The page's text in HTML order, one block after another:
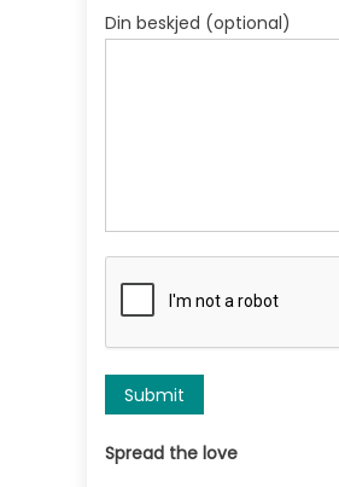
Din beskjed (optional)
Spread the love